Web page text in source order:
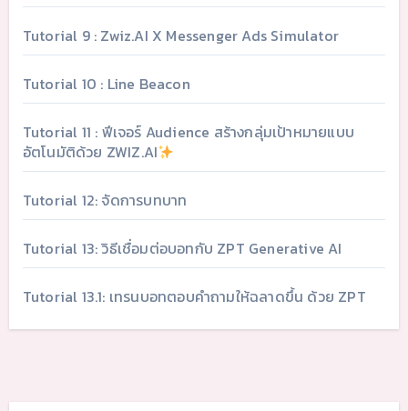
Tutorial 9 : Zwiz.AI X Messenger Ads Simulator
Tutorial 10 : Line Beacon
Tutorial 11 : ฟีเจอร์ Audience สร้างกลุ่มเป้าหมายแบบ
อัตโนมัติด้วย ZWIZ.AI
Tutorial 12: จัดการบทบาท
Tutorial 13: วิธีเชื่อมต่อบอทกับ ZPT Generative AI
Tutorial 13.1: เทรนบอทตอบคำถามให้ฉลาดขึ้น ด้วย ZPT